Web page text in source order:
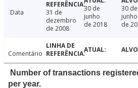
Data
31 de
dezembro
de 2008
30 de
junho
de 2018
30 de
junho
de
Comentário
Number of transactions
per year.